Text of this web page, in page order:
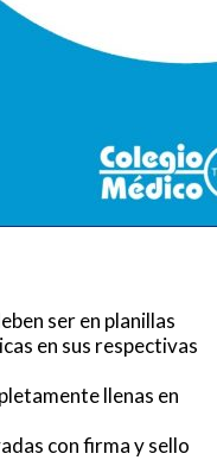
ser en planillas
en sus respectivas
llenas en
con firma y sello